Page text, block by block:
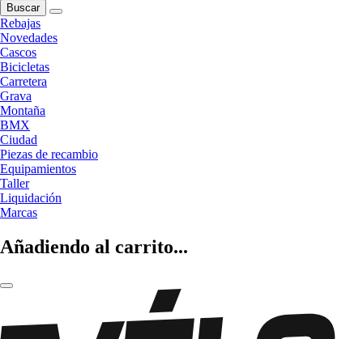
Buscar
Rebajas
Novedades
Cascos
Bicicletas
Carretera
Grava
Montaña
BMX
Ciudad
Piezas de recambio
Equipamientos
Taller
Liquidación
Marcas
Añadiendo al carrito...